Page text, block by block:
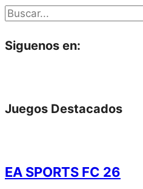
Siguenos en:
Juegos Destacados
EA SPORTS FC 26